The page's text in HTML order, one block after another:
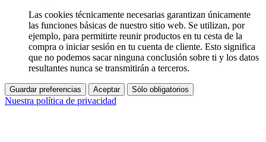
Las cookies técnicamente necesarias garantizan únicamente
las funciones básicas de nuestro sitio web. Se utilizan, por
ejemplo, para permitirte reunir productos en tu cesta de la
compra o iniciar sesión en tu cuenta de cliente. Esto significa
que no podemos sacar ninguna conclusión sobre ti y los datos
resultantes nunca se transmitirán a terceros.
Guardar preferencias Aceptar Sólo obligatorios
Nuestra política de privacidad